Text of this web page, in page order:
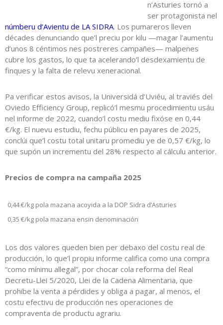
n’Asturies tornó a
ser protagonista nel
númberu d’Avientu de LA SIDRA. Los pumareros lleven
décades denunciando que’l preciu por kilu —magar l’aumentu
d’unos 8 céntimos nes postreres campañes— malpenes
cubre los gastos, lo que ta acelerando’l desdexamientu de
finques y la falta de relevu xeneracional.
Pa verificar estos avisos, la Universidá d’Uviéu, al traviés del
Oviedo Efficiency Group, replicó’l mesmu procedimientu usáu
nel informe de 2022, cuando’l costu mediu fixóse en 0,44
€/kg. El nuevu estudiu, fechu públicu en payares de 2025,
conclúi que’l costu total unitaru promediu ye de 0,57 €/kg, lo
que supón un incrementu del 28% respecto al cálculu anterior.
Precios de compra na campaña 2025
0,44 €/kg pola mazana acoyida a la DOP Sidra d’Asturies
0,35 €/kg pola mazana ensin denominación
Los dos valores queden bien per debaxo del costu real de
producción, lo que’l propiu informe califica como una compra
“como mínimu allegal”, por chocar cola reforma del Real
Decretu-Llei 5/2020, Llei de la Cadena Alimentaria, que
prohibe la venta a pérdides y obliga a pagar, al menos, el
costu efectivu de producción nes operaciones de
compraventa de productu agrariu.